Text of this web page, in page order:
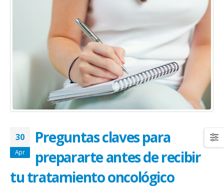
30
Apr
Preguntas claves para
prepararte antes de recibir
tu tratamiento oncológico
abrazar la salud oncológica